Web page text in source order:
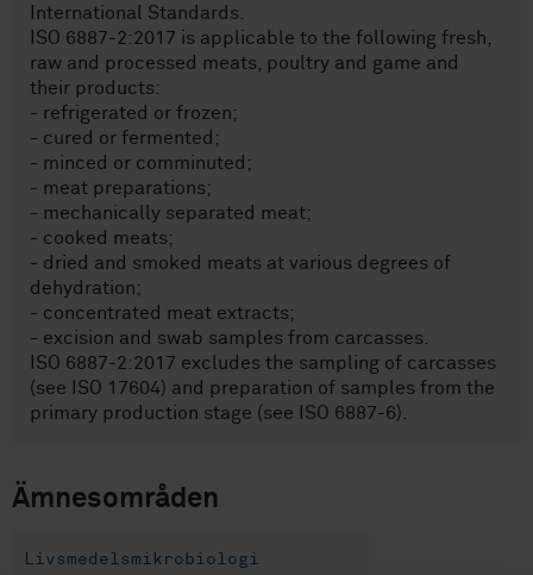
International Standards.
ISO 6887-2:2017 is applicable to the following fresh,
raw and processed meats, poultry and game and
their products:
- refrigerated or frozen;
- cured or fermented;
- minced or comminuted;
- meat preparations;
- mechanically separated meat;
- cooked meats;
- dried and smoked meats at various degrees of
dehydration;
- concentrated meat extracts;
- excision and swab samples from carcasses.
ISO 6887-2:2017 excludes the sampling of carcasses
(see ISO 17604) and preparation of samples from the
primary production stage (see ISO 6887-6).
Ämnesområden
Livsmedelsmikrobiologi